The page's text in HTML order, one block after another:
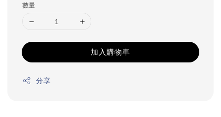
數量
加入購物車
分享